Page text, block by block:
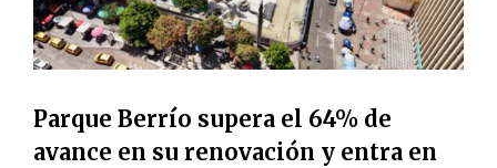
Parque Berrío supera el 64% de
avance en su renovación y entra en